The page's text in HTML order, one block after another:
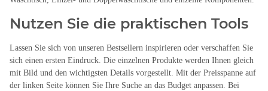
Nutzen Sie die praktischen Tools
Lassen Sie sich von unseren Bestsellern inspirieren oder verschaffen Sie
sich einen ersten Eindruck. Die einzelnen Produkte werden Ihnen gleich
mit Bild und den wichtigsten Details vorgestellt. Mit der Preisspanne auf
der linken Seite können Sie Ihre Suche an das Budget anpassen. Bei